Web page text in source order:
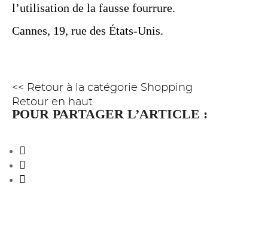
l’utilisation de la fausse fourrure.
Cannes, 19, rue des États-Unis.
<< Retour à la catégorie Shopping
Retour en haut
POUR PARTAGER L’ARTICLE :